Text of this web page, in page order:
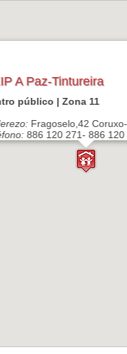
A Paz-Tintureira
público | Zona 11
Fragoselo,42
886 120 271- 886 120